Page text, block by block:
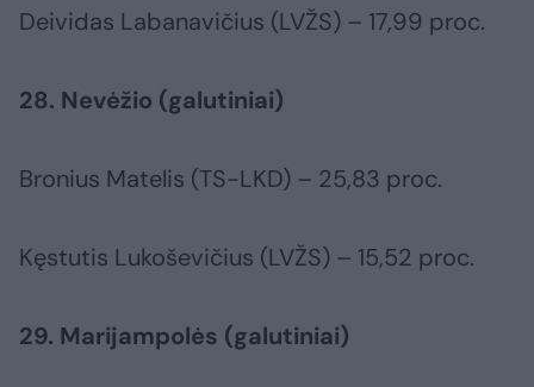
Deividas Labanavičius (LVŽS) – 17,99 proc.
28. Nevėžio (galutiniai)
Bronius Matelis (TS-LKD) – 25,83 proc.
Kęstutis Lukoševičius (LVŽS) – 15,52 proc.
29. Marijampolės (galutiniai)